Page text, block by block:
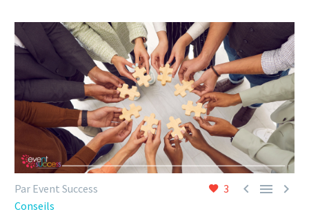
3   
Par Event Success
Conseils